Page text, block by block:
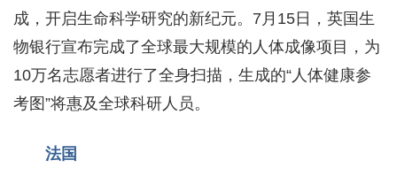
成，开启生命科学研究的新纪元。7月15日，英国生
物银行宣布完成了全球最大规模的人体成像项目，为
10万名志愿者进行了全身扫描，生成的“人体健康参
考图”将惠及全球科研人员。
法国